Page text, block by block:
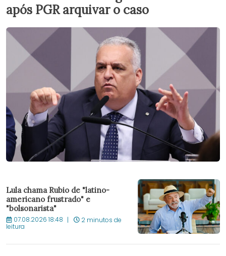
após PGR arquivar o caso
Lula chama Rubio de "latino-
americano frustrado" e
"bolsonarista"
07.08.2026 18:48 2 minutos de
leitura